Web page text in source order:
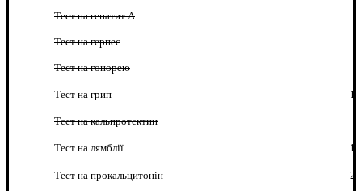
Тест на гепатит А
Тест на герпес
Тест на гонорею
Тест на грип 1
Тест на кальпротектин
Тест на лямблії 1
Тест на прокальцитонін 2